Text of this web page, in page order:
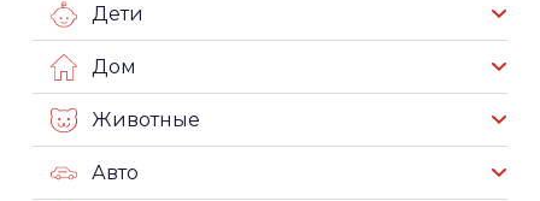
Дети
Дом
Животные
Авто